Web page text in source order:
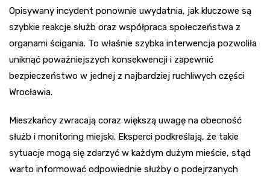
Opisywany incydent ponownie uwydatnia, jak kluczowe są
szybkie reakcje służb oraz współpraca społeczeństwa z
organami ścigania. To właśnie szybka interwencja pozwoliła
uniknąć poważniejszych konsekwencji i zapewnić
bezpieczeństwo w jednej z najbardziej ruchliwych części
Wrocławia.
Mieszkańcy zwracają coraz większą uwagę na obecność
służb i monitoring miejski. Eksperci podkreślają, że takie
sytuacje mogą się zdarzyć w każdym dużym mieście, stąd
warto informować odpowiednie służby o podejrzanych